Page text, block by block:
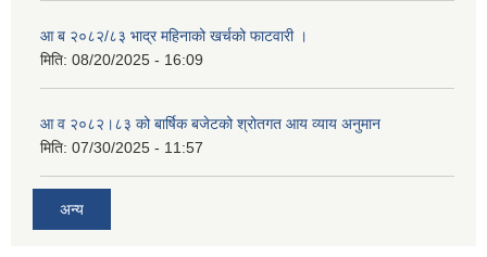
आ ब २०८२/८३ भाद्र महिनाको खर्चको फाटवारी ।
मिति: 08/20/2025 - 16:09
आ व २०८२।८३ को बार्षिक बजेटको श्रोतगत आय व्याय अनुमान
मिति: 07/30/2025 - 11:57
अन्य